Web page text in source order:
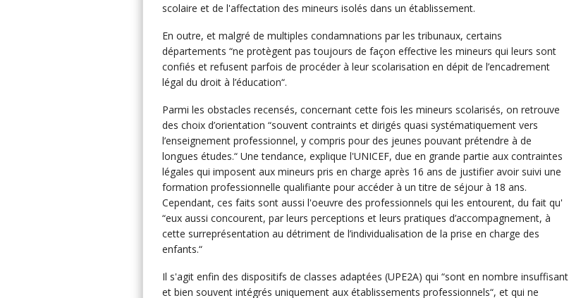
scolaire et de l'affectation des mineurs isolés dans un établissement.
En outre, et malgré de multiples condamnations par les tribunaux, certains
départements “ne protègent pas toujours de façon effective les mineurs qui leurs sont
confiés et refusent parfois de procéder à leur scolarisation en dépit de l’encadrement
légal du droit à l’éducation“.
Parmi les obstacles recensés, concernant cette fois les mineurs scolarisés, on retrouve
des choix d’orientation “souvent contraints et dirigés quasi systématiquement vers
l’enseignement professionnel, y compris pour des jeunes pouvant prétendre à de
longues études.“ Une tendance, explique l'UNICEF, due en grande partie aux contraintes
légales qui imposent aux mineurs pris en charge après 16 ans de justifier avoir suivi une
formation professionnelle qualifiante pour accéder à un titre de séjour à 18 ans.
Cependant, ces faits sont aussi l'oeuvre des professionnels qui les entourent, du fait qu'
“eux aussi concourent, par leurs perceptions et leurs pratiques d’accompagnement, à
cette surreprésentation au détriment de l’individualisation de la prise en charge des
enfants.“
Il s'agit enfin des dispositifs de classes adaptées (UPE2A) qui “sont en nombre insuffisant
et bien souvent intégrés uniquement aux établissements professionnels“, et qui ne